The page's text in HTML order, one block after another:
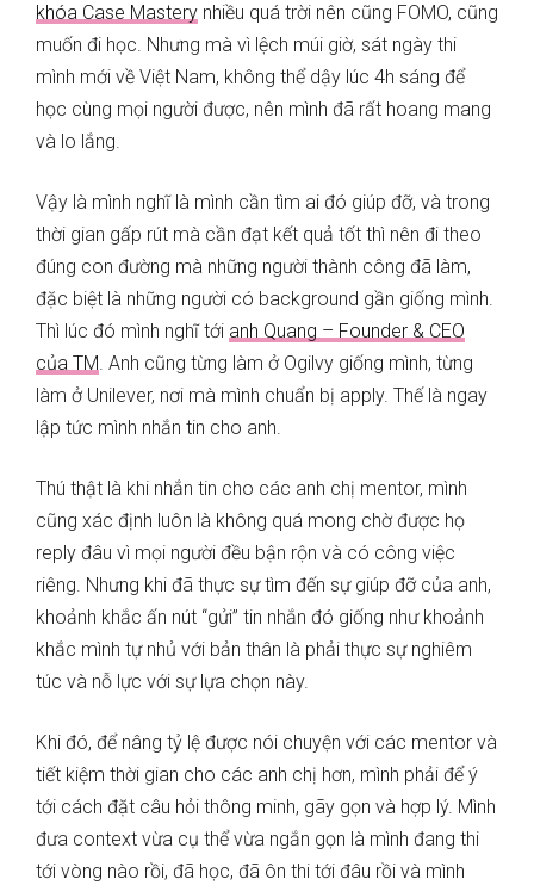
khóa Case Mastery nhiều quá trời nên cũng FOMO, cũng
muốn đi học. Nhưng mà vì lệch múi giờ, sát ngày thi
mình mới về Việt Nam, không thể dậy lúc 4h sáng để
học cùng mọi người được, nên mình đã rất hoang mang
và lo lắng.
Vậy là mình nghĩ là mình cần tìm ai đó giúp đỡ, và trong
thời gian gấp rút mà cần đạt kết quả tốt thì nên đi theo
đúng con đường mà những người thành công đã làm,
đặc biệt là những người có background gần giống mình.
Thì lúc đó mình nghĩ tới anh Quang – Founder & CEO
của TM. Anh cũng từng làm ở Ogilvy giống mình, từng
làm ở Unilever, nơi mà mình chuẩn bị apply. Thế là ngay
lập tức mình nhắn tin cho anh.
Thú thật là khi nhắn tin cho các anh chị mentor, mình
cũng xác định luôn là không quá mong chờ được họ
reply đâu vì mọi người đều bận rộn và có công việc
riêng. Nhưng khi đã thực sự tìm đến sự giúp đỡ của anh,
khoảnh khắc ấn nút “gửi” tin nhắn đó giống như khoảnh
khắc mình tự nhủ với bản thân là phải thực sự nghiêm
túc và nỗ lực với sự lựa chọn này.
Khi đó, để nâng tỷ lệ được nói chuyện với các mentor và
tiết kiệm thời gian cho các anh chị hơn, mình phải để ý
tới cách đặt câu hỏi thông minh, gãy gọn và hợp lý. Mình
đưa context vừa cụ thể vừa ngắn gọn là mình đang thi
tới vòng nào rồi, đã học, đã ôn thi tới đâu rồi và mình